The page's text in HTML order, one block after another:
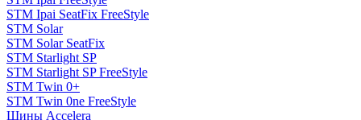
STM Ipai SeatFix FreeStyle
STM Solar
STM Solar SeatFix
STM Starlight SP
STM Starlight SP FreeStyle
STM Twin 0+
STM Twin 0ne FreeStyle
Шины Accelera